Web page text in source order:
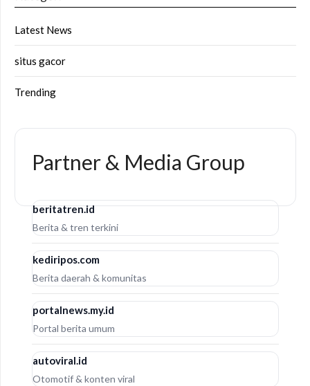
Latest News
situs gacor
Trending
Partner & Media Group
beritatren.id
Berita & tren terkini
kediripos.com
Berita daerah & komunitas
portalnews.my.id
Portal berita umum
autoviral.id
Otomotif & konten viral